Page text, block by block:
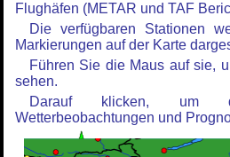
Flughäfen (METAR und TAF
Die verfügbaren Stationen
Markierungen auf der Karte
Führen Sie die Maus auf sie,
sehen.
Darauf klicken, um
Wetterbeobachtungen und